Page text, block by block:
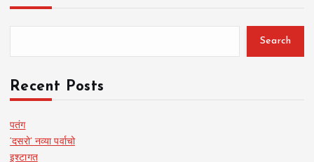
Search
Recent Posts
पतंग
‘दसरो’ नव्या पर्वाचो
इश्टागत